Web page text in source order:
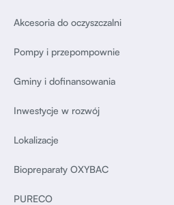
Akcesoria do oczyszczalni
Pompy i przepompownie
Gminy i dofinansowania
Inwestycje w rozwój
Lokalizacje
Biopreparaty OXYBAC
PURECO